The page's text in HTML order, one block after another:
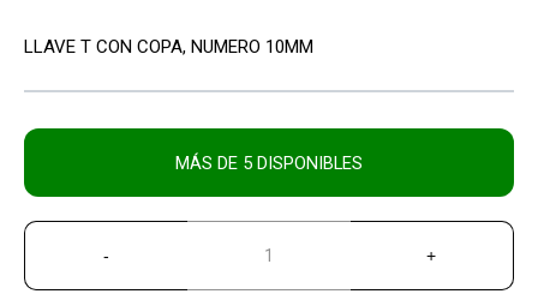
LLAVE T CON COPA, NUMERO 10MM
MÁS DE 5 DISPONIBLES